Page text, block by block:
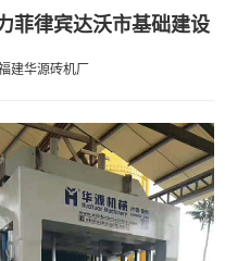
菲律宾达沃市基础建设
建华源砖机厂